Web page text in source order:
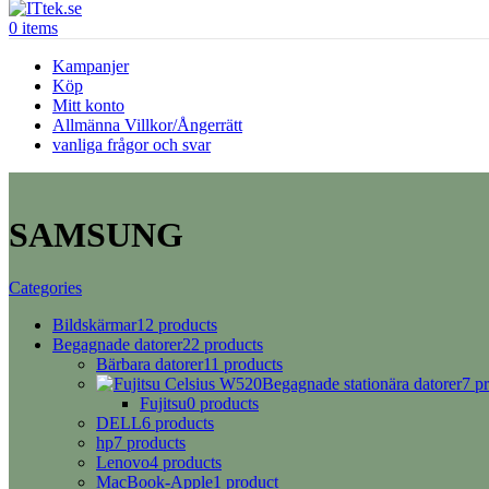
0 items
Kampanjer
Köp
Mitt konto
Allmänna Villkor/Ångerrätt
vanliga frågor och svar
SAMSUNG
Categories
Bildskärmar12 products
Begagnade datorer22 products
Bärbara datorer11 products
Begagnade stationära datorer7
Fujitsu0 products
DELL6 products
hp7 products
Lenovo4 products
MacBook-Apple1 product